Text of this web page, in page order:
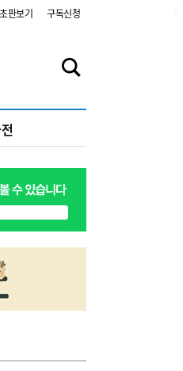
초판보기 구독신청